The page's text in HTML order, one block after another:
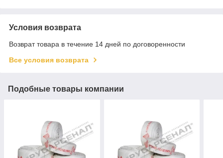
Условия возврата
Возврат товара в течение 14 дней по договоренности
Все условия возврата
Подобные товары компании